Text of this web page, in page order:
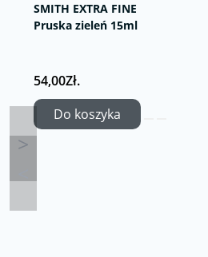
SMITH EXTRA FINE
Pruska zieleń 15ml
54,00Zł.
Do koszyka